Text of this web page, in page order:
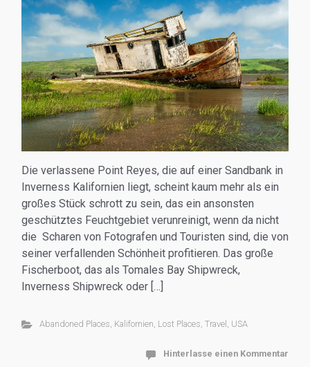
Die verlassene Point Reyes, die auf einer Sandbank in
Inverness Kalifornien liegt, scheint kaum mehr als ein
großes Stück schrott zu sein, das ein ansonsten
geschütztes Feuchtgebiet verunreinigt, wenn da nicht
die Scharen von Fotografen und Touristen sind, die von
seiner verfallenden Schönheit profitieren. Das große
Fischerboot, das als Tomales Bay Shipwreck,
Inverness Shipwreck oder […]
Abandoned Places, Kalifornien, Lost Places, Travel , USA
Hinterlasse einen Kommentar